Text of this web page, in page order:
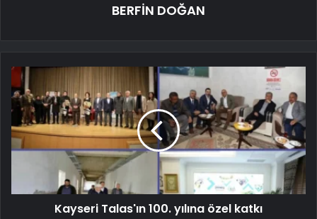
BERFİN DOĞAN
Kayseri Talas'ın 100. yılına özel katkı